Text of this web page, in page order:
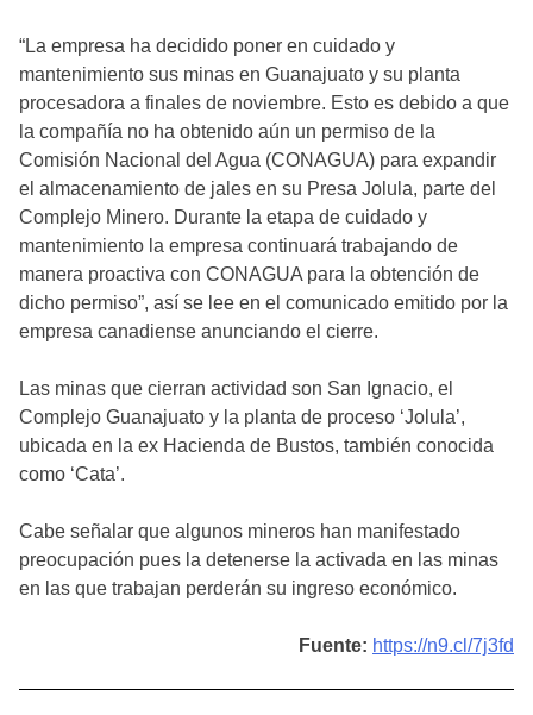
“La empresa ha decidido poner en cuidado y
mantenimiento sus minas en Guanajuato y su planta
procesadora a finales de noviembre. Esto es debido a que
la compañía no ha obtenido aún un permiso de la
Comisión Nacional del Agua (CONAGUA) para expandir
el almacenamiento de jales en su Presa Jolula, parte del
Complejo Minero. Durante la etapa de cuidado y
mantenimiento la empresa continuará trabajando de
manera proactiva con CONAGUA para la obtención de
dicho permiso”, así se lee en el comunicado emitido por la
empresa canadiense anunciando el cierre.
Las minas que cierran actividad son San Ignacio, el
Complejo Guanajuato y la planta de proceso ‘Jolula’,
ubicada en la ex Hacienda de Bustos, también conocida
como ‘Cata’.
Cabe señalar que algunos mineros han manifestado
preocupación pues la detenerse la activada en las minas
en las que trabajan perderán su ingreso económico.
Fuente: https://n9.cl/7j3fd